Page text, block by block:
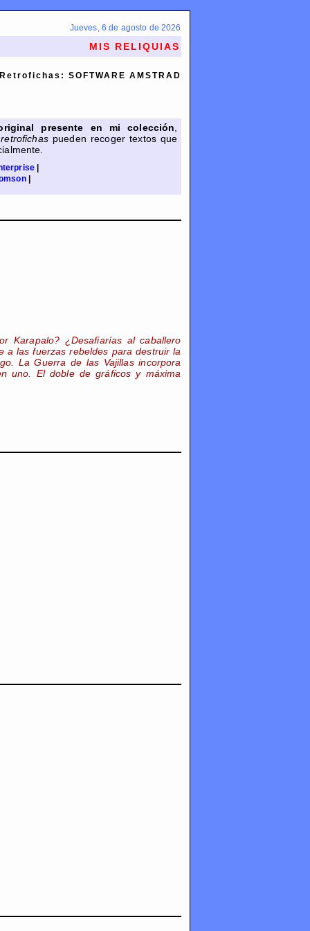
Jueves, 6 de agosto de 2026
MIS RELIQUIAS
SOFTWARE AMSTRAD
presente en mi colección
retrofichaspueden recoger textos que
|
Karapalo? ¿Desafiarías al caballero
a las fuerzas rebeldes para destruir la
La Guerra de las Vajillas incorpora
uno. El doble de gráficos y máxima